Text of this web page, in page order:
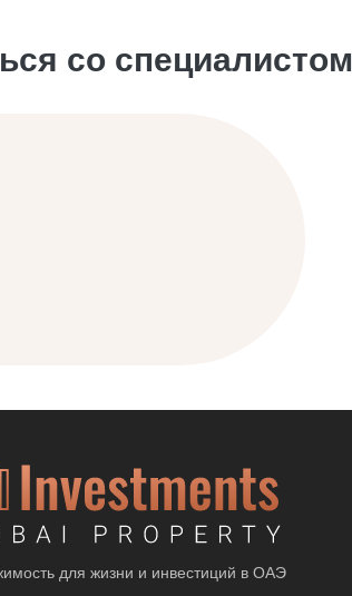
со специалистом
для жизни и инвестиций в ОАЭ